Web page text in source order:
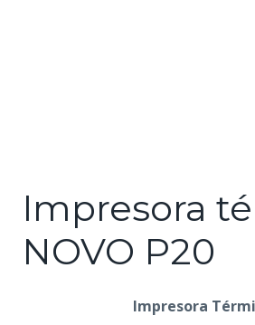
Impresora
NOVO P20
Impresora